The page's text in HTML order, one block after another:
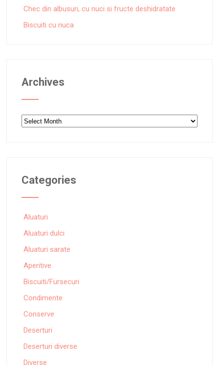
Chec din albusuri, cu nuci si fructe deshidratate
Biscuiti cu nuca
Archives
Archives
Categories
Aluaturi
Aluaturi dulci
Aluaturi sarate
Aperitive
Biscuiti/Fursecuri
Condimente
Conserve
Deserturi
Deserturi diverse
Diverse